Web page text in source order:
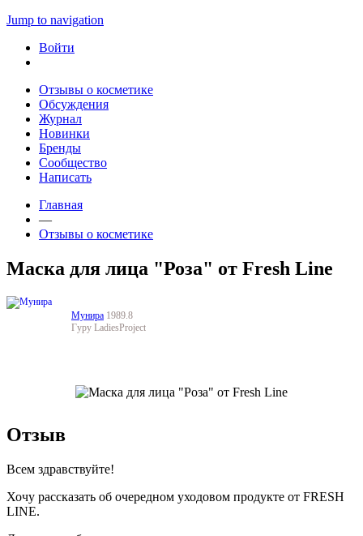
Jump to navigation
Войти
Отзывы о косметике
Обсуждения
Журнал
Новинки
Бренды
Сообщество
Написать
Главная
—
Отзывы о косметике
Маска для лица "Роза" от Fresh Line
Мунира 1989.8
Гуру LadiesProject
Отзыв
Всем здравствуйте!
Хочу рассказать об очередном уходовом продукте от FRESH
LINE.